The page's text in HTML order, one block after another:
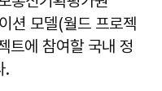
션 모델(월드 프로젝
트에 참여할 국내 정
.